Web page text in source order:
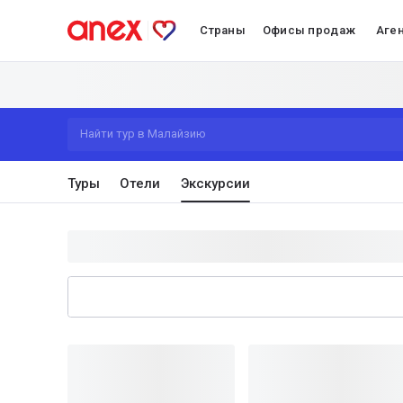
Страны Офисы продаж
Найти тур в Малайзию
Туры Отели Экскурсии